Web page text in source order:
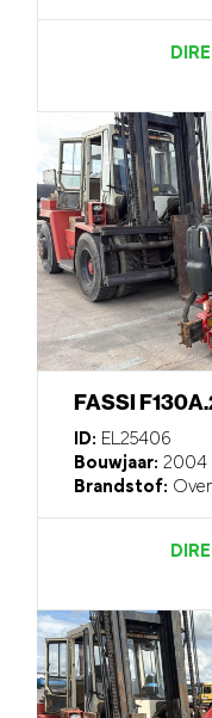
FASSI
ID: EL25406
Bouwjaar: 2004
Brandstof: